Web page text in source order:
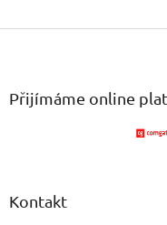
Přijímáme online
Kontakt